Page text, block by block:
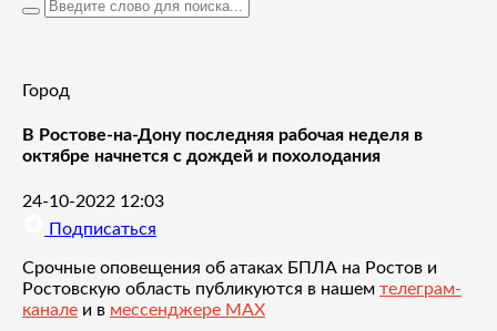
Город
В Ростове-на-Дону последняя рабочая неделя в
октябре начнется с дождей и похолодания
24-10-2022 12:03
Подписаться
Срочные оповещения об атаках БПЛА на Ростов и
Ростовскую область публикуются в нашем телеграм-
канале и в мессенджере MAX